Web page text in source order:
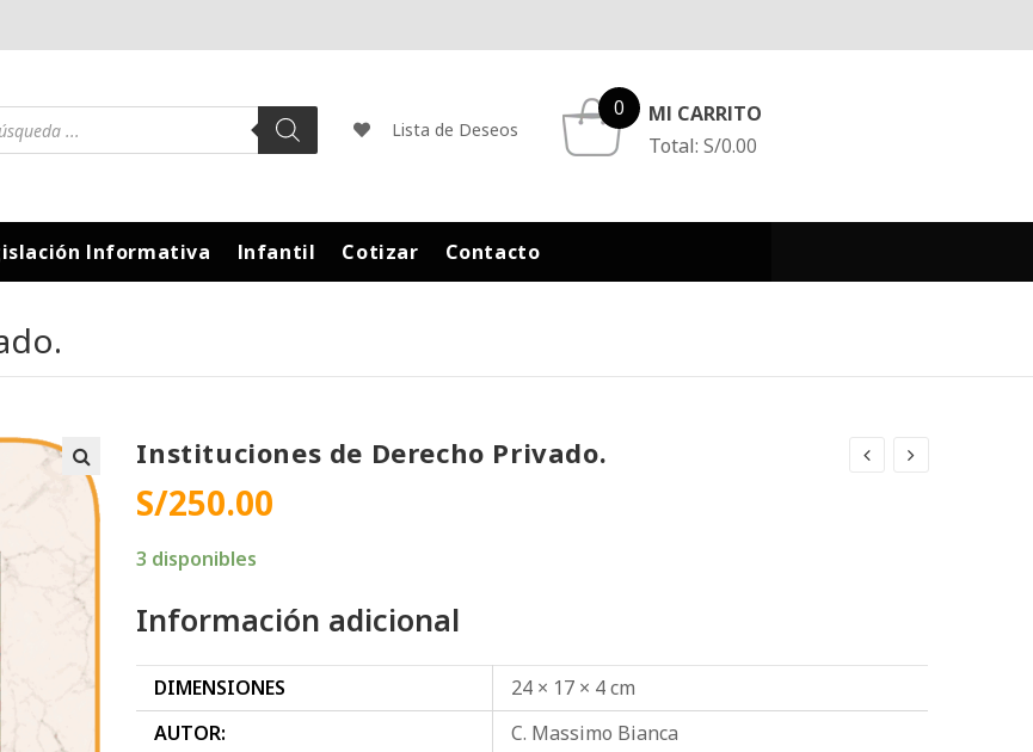
Lista de Deseos
0
MI CARRITO
Total: S/0.00
Informativa Infantil Cotizar Contacto
Instituciones de Derecho Privado.
S/250.00
3 disponibles
Información adicional
DIMENSIONES
24 × 17 × 4 cm
AUTOR:
C. Massimo Bianca